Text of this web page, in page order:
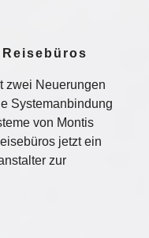
zwei Neuerungen
Systemanbindung
von Montis
jetzt ein
zur